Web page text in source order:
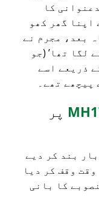
کا
اپنا گھر کھو
بعد، مجرم نے
لگا تھا (جو
ذریعے اسے
پیچھے تھے۔
پر
بند کر دیے
وقف کر دیا
کا بانی